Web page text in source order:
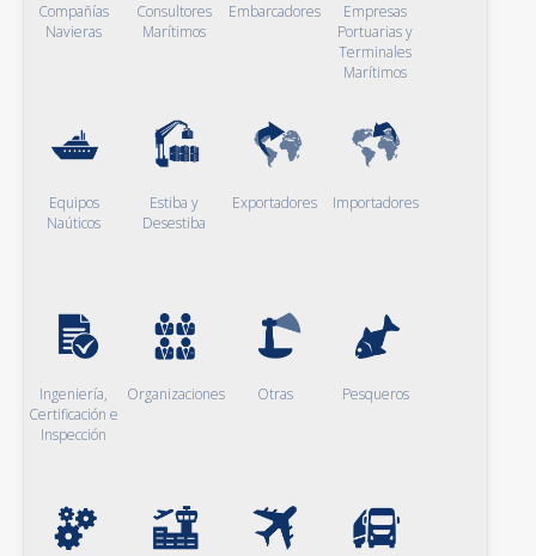
Compañías
Navieras
Consultores
Marítimos
Embarcadores
Empresas
Portuarias y
Terminales
Marítimos
Equipos
Naúticos
Estiba y
Desestiba
Exportadores Importadores
Ingeniería,
Certificación e
Inspección
Organizaciones Otras Pesqueros